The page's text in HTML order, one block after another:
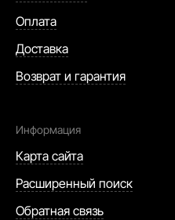
Оплата
Доставка
Возврат и гарантия
Информация
Карта сайта
Расширенный поиск
Обратная связь